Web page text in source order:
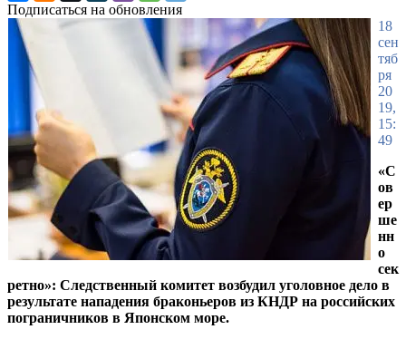
Подписаться на обновления
18
сен
тяб
ря
20
19,
15:
49
«С
ов
ер
ше
нн
о
сек
ретно»: Следственный комитет возбудил уголовное дело в
результате нападения браконьеров из КНДР на российских
пограничников в Японском море.